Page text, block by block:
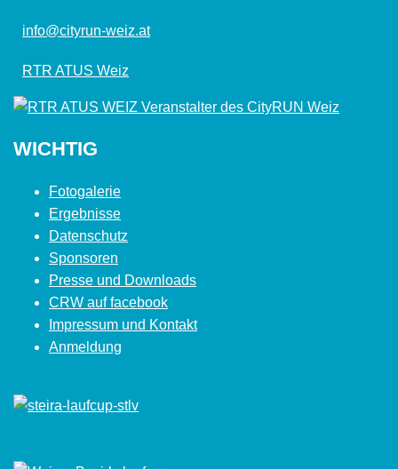
info@cityrun-weiz.at
RTR ATUS Weiz
WICHTIG
Fotogalerie
Ergebnisse
Datenschutz
Sponsoren
Presse und Downloads
CRW auf facebook
Impressum und Kontakt
Anmeldung